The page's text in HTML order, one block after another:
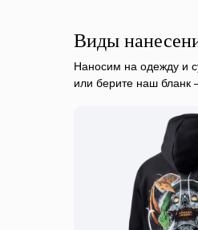
Виды
Наносим на одежду и
или берите наш бланк